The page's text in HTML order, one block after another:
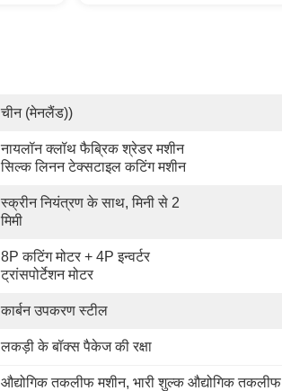
चीन (मेनलैंड))
नायलॉन क्लॉथ फैब्रिक श्रेडर मशीन
सिल्क लिनन टेक्सटाइल कटिंग मशीन
स्क्रीन नियंत्रण के साथ, मिनी से 2
मिमी
8P कटिंग मोटर + 4P इन्वर्टर
ट्रांसपोर्टेशन मोटर
कार्बन उपकरण स्टील
लकड़ी के बॉक्स पैकेज की रक्षा
औद्योगिक तकलीफ मशीन, भारी शुल्क औद्योगिक तकलीफ